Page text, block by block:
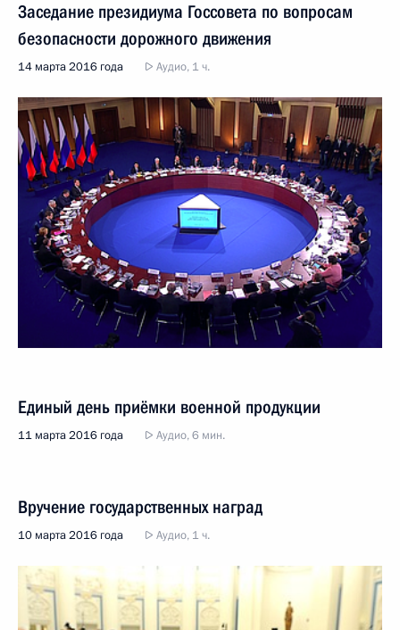
Заседание президиума Госсовета по вопросам
безопасности дорожного движения
14 марта 2016 года Аудио, 1 ч.
Единый день приёмки военной продукции
11 марта 2016 года Аудио, 6 мин.
Вручение государственных наград
10 марта 2016 года Аудио, 1 ч.